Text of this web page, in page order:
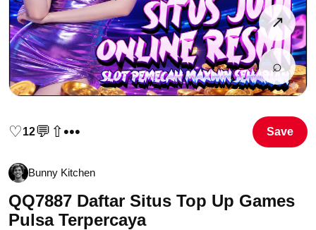
↗
⌕
♡12💬 ⇧••• Save
Bunny Kitchen
QQ7887 Daftar Situs Top Up Games
Pulsa Terpercaya